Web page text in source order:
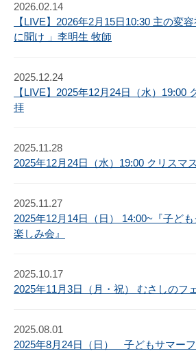
2026.02.14
【LIVE】2026年2月15日10:30 主の
に聞け 」李明生 牧師
2025.12.24
【LIVE】2025年12月24日（水）19:00
拝
2025.11.28
2025年12月24日（水）19:00 クリスマ
2025.11.27
2025年12月14日（日） 14:00~『子ど
楽しみ会』
2025.10.17
2025年11月3日（月・祝） むさしのフ
2025.08.01
2025年8月24日（日） 子どもサマー